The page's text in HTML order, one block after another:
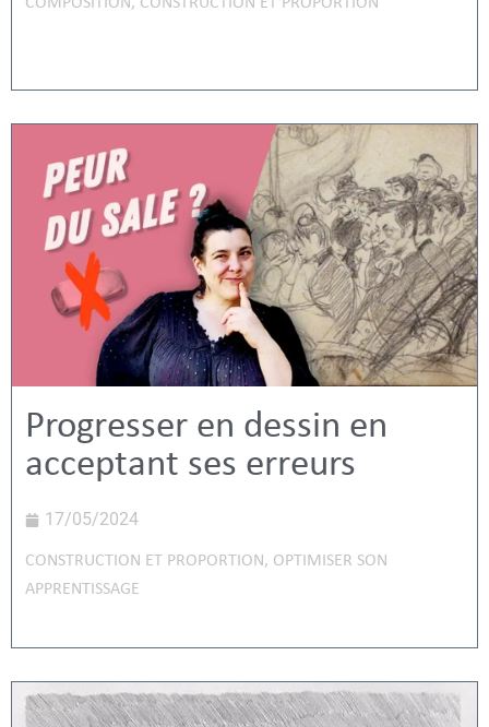
Progresser en dessin en
acceptant ses erreurs
17/05/2024
CONSTRUCTION ET PROPORTION, OPTIMISER SON
APPRENTISSAGE